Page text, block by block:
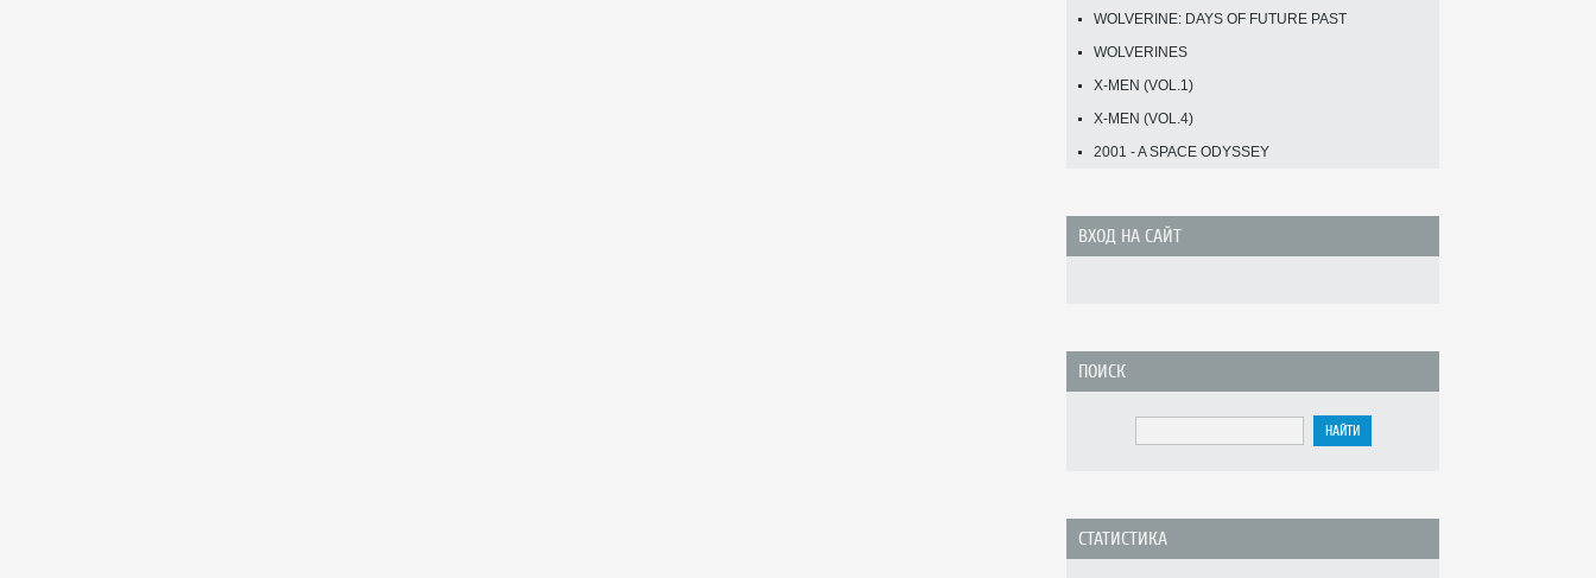
WOLVERINE: DAYS OF FUTURE PAST
WOLVERINES
X-MEN (VOL.1)
X-MEN (VOL.4)
2001 - A SPACE ODYSSEY
ВХОД НА САЙТ
ПОИСК
СТАТИСТИКА